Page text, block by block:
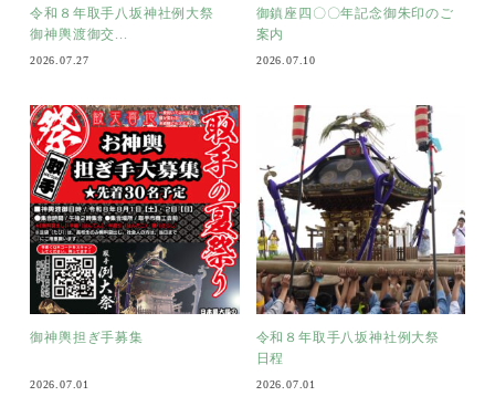
令和８年取手八坂神社例大祭
御神輿渡御交...
2026.07.27
御鎮座四〇〇年記念御朱印のご
案内
2026.07.10
御神輿担ぎ手募集
2026.07.01
令和８年取手八坂神社例大祭
日程
2026.07.01